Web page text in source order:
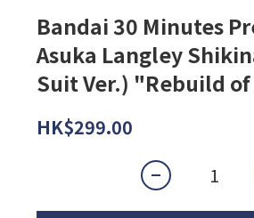
Bandai 30 Minutes
Asuka Langley
Suit Ver.) "Rebuild
HK$299.00